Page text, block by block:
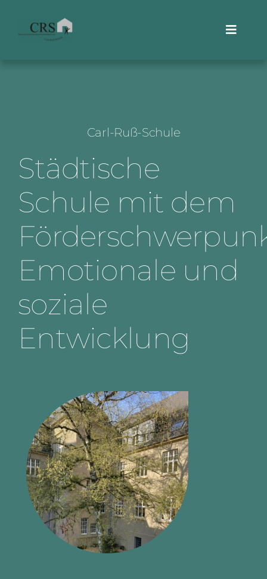
Toggle
Förderverein
Carl-Ruß-Schule
Städtische
Schule mit dem
Emotionale und
soziale
Entwicklung